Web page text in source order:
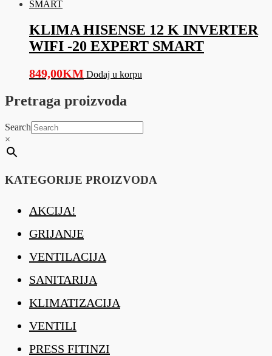
KLIMA HISENSE 12 K INVERTER
WIFI -20 EXPERT SMART
849,00KM Dodaj u korpu
Pretraga proizvoda
Search
×
KATEGORIJE PROIZVODA
AKCIJA!
GRIJANJE
VENTILACIJA
SANITARIJA
KLIMATIZACIJA
VENTILI
PRESS FITINZI